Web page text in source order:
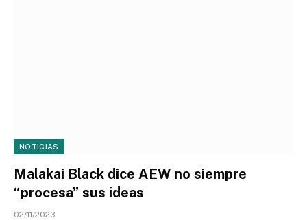
NOTICIAS
Malakai Black dice AEW no siempre
“procesa” sus ideas
02/11/2023